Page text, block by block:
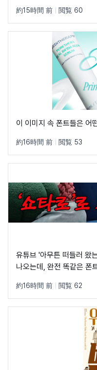
約15時間 前 閲覧 60
이 이미지 속 폰트들은 어
約16時間 前 閲覧 53
유튜브 '아무튼 떠들러 왔
나오는데, 완전 똑같은 폰
約16時間 前 閲覧 62